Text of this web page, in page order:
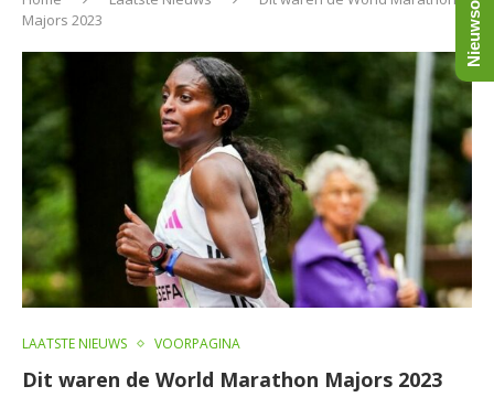
Majors 2023
LAATSTE NIEUWS VOORPAGINA
Dit waren de World Marathon Majors 2023